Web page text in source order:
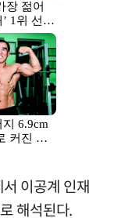
이공계 인재
해석된다.